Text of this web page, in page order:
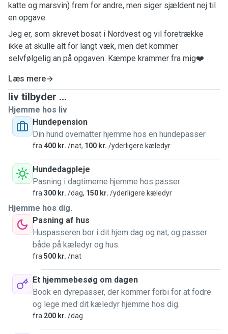
katte og marsvin) frem for andre, men siger sjældent nej til
en opgave.
Jeg er, som skrevet bosat i Nordvest og vil foretrække
ikke at skulle alt for langt væk, men det kommer
selvfølgelig an på opgaven. Kæmpe krammer fra mig❤️
Læs mere
liv tilbyder ...
Hjemme hos liv
Hundepension
Din hund overnatter hjemme hos en hundepasser
fra 400 kr. /nat, 100 kr. /yderligere kæledyr
Hundedagpleje
Pasning i dagtimerne hjemme hos passer
fra 300 kr. /dag, 150 kr. /yderligere kæledyr
Hjemme hos dig.
Pasning af hus
Huspasseren bor i dit hjem dag og nat, og passer
både på kæledyr og hus.
fra 500 kr. /nat
Et hjemmebesøg om dagen
Book en dyrepasser, der kommer forbi for at fodre
og lege med dit kæledyr hjemme hos dig.
fra 200 kr. /dag